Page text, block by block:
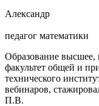
Александр
педагог математики
Образование высшее,
факультет общей и
технического
вебинаров,
П.В.